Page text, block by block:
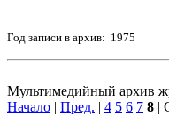
Год записи в архив: 1975
Мультимедийный архив
Начало | Пред. | 4 5 6 7 8 |